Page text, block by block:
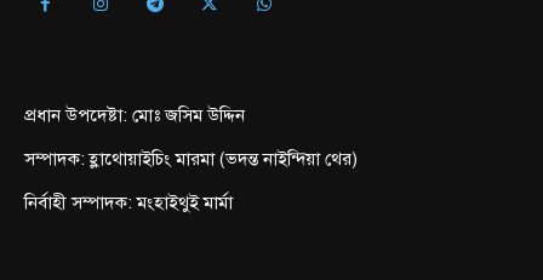
প্রধান উপদেষ্টা: মোঃ জসিম উদ্দিন
সম্পাদক: হ্লাথোয়াইচিং মারমা (ভদন্ত নাইন্দিয়া থের)
নির্বাহী সম্পাদক: মংহাইথুই মার্মা